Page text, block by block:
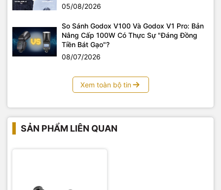
05/08/2026
So Sánh Godox V100 Và Godox V1 Pro: Bản
Nâng Cấp 100W Có Thực Sự "Đáng Đồng
Tiền Bát Gạo"?
08/07/2026
Xem toàn bộ tin
SẢN PHẨM LIÊN QUAN